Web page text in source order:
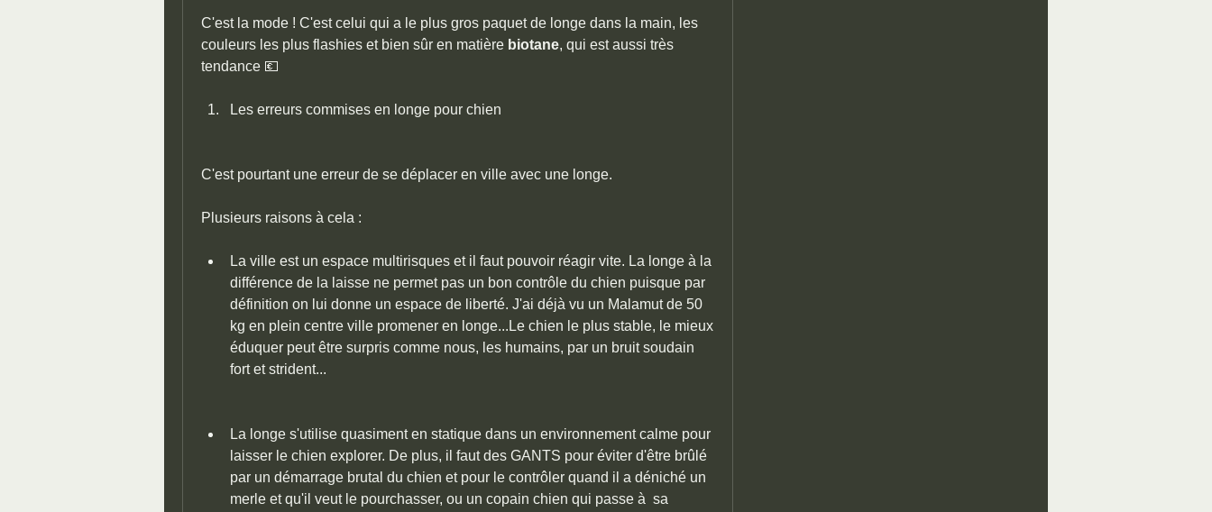
C'est la mode ! C'est celui qui a le plus gros paquet de longe dans la main, les
couleurs les plus flashies et bien sûr en matière biotane, qui est aussi très
tendance 💶
Les erreurs commises en longe pour chien
C'est pourtant une erreur de se déplacer en ville avec une longe.
Plusieurs raisons à cela :
La ville est un espace multirisques et il faut pouvoir réagir vite. La longe à la
différence de la laisse ne permet pas un bon contrôle du chien puisque par
définition on lui donne un espace de liberté. J'ai déjà vu un Malamut de 50
kg en plein centre ville promener en longe...Le chien le plus stable, le mieux
éduquer peut être surpris comme nous, les humains, par un bruit soudain
fort et strident...
La longe s'utilise quasiment en statique dans un environnement calme pour
laisser le chien explorer. De plus, il faut des GANTS pour éviter d'être brûlé
par un démarrage brutal du chien et pour le contrôler quand il a déniché un
merle et qu'il veut le pourchasser, ou un copain chien qui passe à  sa